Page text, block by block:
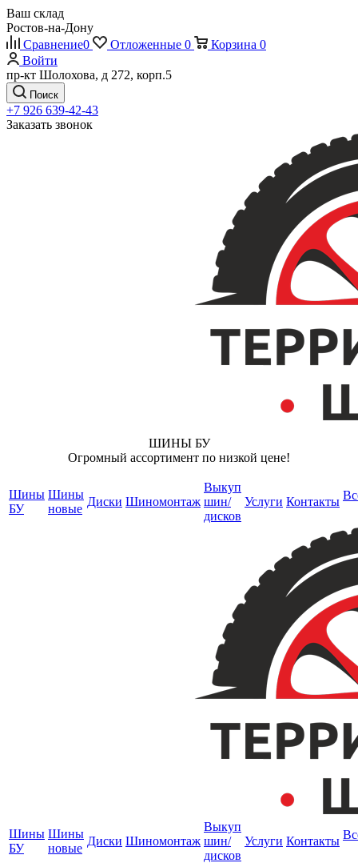
Ваш склад
Ростов-на-Дону
Сравнение0 Отложенные 0 Корзина 0
Войти
пр-кт Шолохова, д 272, корп.5
Поиск
+7 926 639-42-43
Заказать звонок
ШИНЫ БУ
Огромный ассортимент по низкой цене!
Шины
БУ
Шины
новые
Диски Шиномонтаж
Выкуп
шин/
дисков
Услуги Контакты
Шины
БУ
Шины
новые
Диски Шиномонтаж
Выкуп
шин/
дисков
Услуги Контакты